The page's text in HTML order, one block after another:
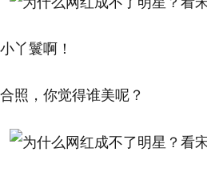
丫鬟啊！
照，你觉得谁美呢？